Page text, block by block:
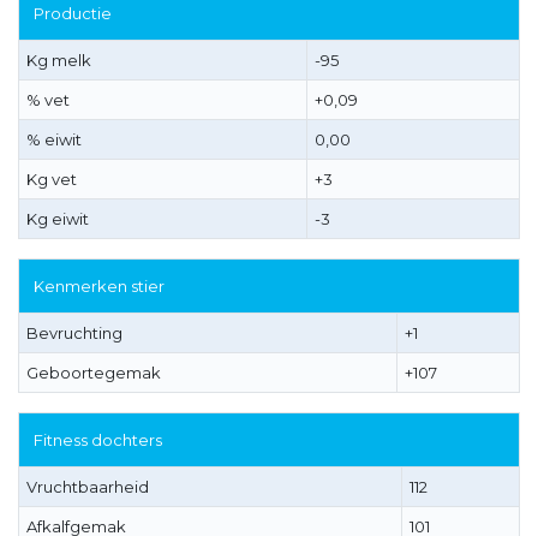
Productie
Kg melk -95
% vet +0,09
% eiwit 0,00
Kg vet +3
Kg eiwit -3
Kenmerken stier
Bevruchting +1
Geboortegemak +107
Fitness dochters
Vruchtbaarheid 112
Afkalfgemak 101